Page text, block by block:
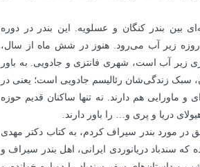
بین بندر کنگان و عسلویه. این بندر در دوره
روزه زیر آب می‌رود. هنوز در شش ماه از سال،
زیر آب است، شهری فانتزی و جادویی. به باور
سبک زندگی‌شان رئالیسم جادویی است؛ یعنی در
ماورایی هم دارند. نه تنها ساکنان قدیم حوزه
دریا و پری و… را باور دارند.
مورد بندر سیراف کردم، به کتاب دکتر مهدی
که سندباد دریانوردی ایرانی، اهل بندر سیراف و